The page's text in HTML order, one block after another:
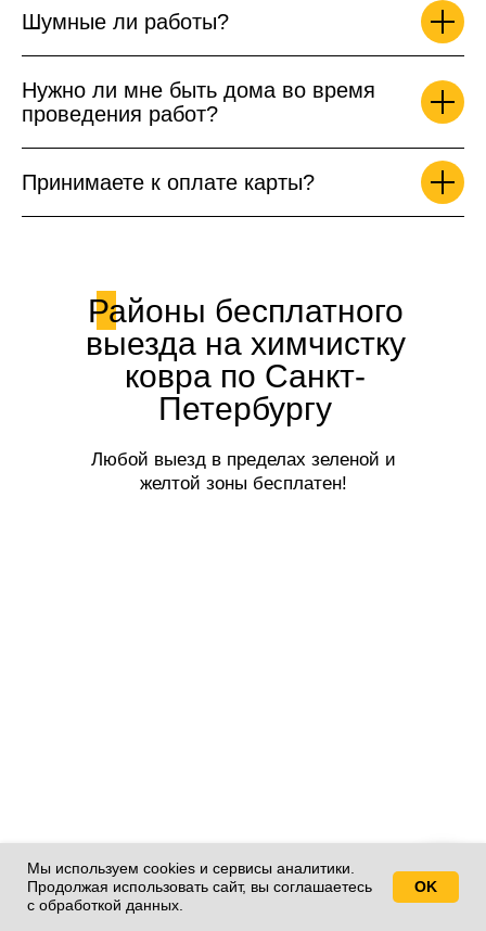
Свяжитесь с нами!
Мы используем cookies и сервисы аналитики.
Продолжая использовать сайт, вы соглашаетесь
с обработкой данных.
OK
Шумные ли работы?
Нужно ли мне быть дома во время
проведения работ?
Принимаете к оплате карты?
Районы бесплатного
выезда на химчистку
ковра по Санкт-
Петербургу
Любой выезд в пределах зеленой и
желтой зоны бесплатен!